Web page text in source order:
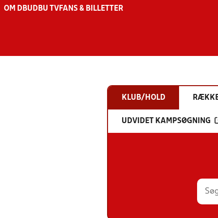
OM DBU DBU TV FANS & BILLETTER
KLUB/HOLD
UDVIDET KAMPSØGNING